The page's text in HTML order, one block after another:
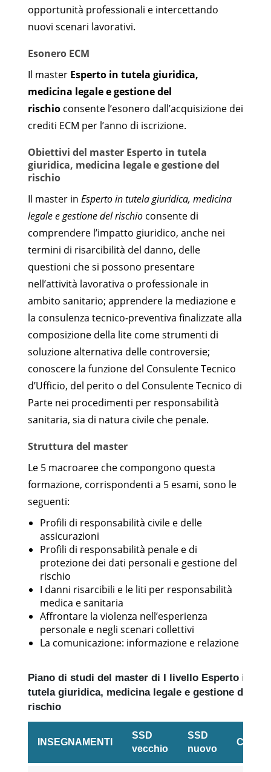
opportunità professionali e intercettando
nuovi scenari lavorativi.
Esonero ECM
Il master Esperto in tutela giuridica,
medicina legale e gestione del
rischio consente l’esonero dall’acquisizione dei
crediti ECM per l’anno di iscrizione.
Obiettivi del master Esperto in tutela
giuridica, medicina legale e gestione del
rischio
Il master in Esperto in tutela giuridica, medicina
legale e gestione del rischio consente di
comprendere l’impatto giuridico, anche nei
termini di risarcibilità del danno, delle
questioni che si possono presentare
nell’attività lavorativa o professionale in
ambito sanitario; apprendere la mediazione e
la consulenza tecnico-preventiva finalizzate alla
composizione della lite come strumenti di
soluzione alternativa delle controversie;
conoscere la funzione del Consulente Tecnico
d’Ufficio, del perito o del Consulente Tecnico di
Parte nei procedimenti per responsabilità
sanitaria, sia di natura civile che penale.
Struttura del master
Le 5 macroaree che compongono questa
formazione, corrispondenti a 5 esami, sono le
seguenti:
Profili di responsabilità civile e delle
assicurazioni
Profili di responsabilità penale e di
protezione dei dati personali e gestione del
rischio
I danni risarcibili e le liti per responsabilità
medica e sanitaria
Affrontare la violenza nell’esperienza
personale e negli scenari collettivi
La comunicazione: informazione e relazione
Piano di studi del master di I livello Esperto in
tutela giuridica, medicina legale e gestione del
rischio
INSEGNAMENTI
SSD
vecchio
SSD
nuovo
CFU